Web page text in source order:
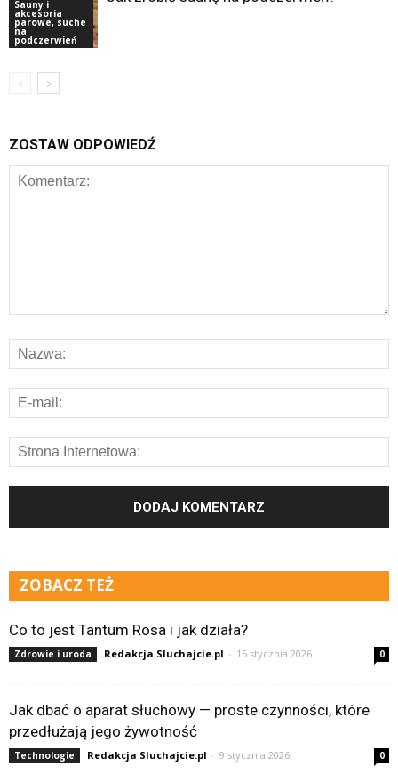
Sauny i
akcesoria
parowe, suche
na
podczerwień
ZOSTAW ODPOWIEDŹ
ZOBACZ TEŻ
Co to jest Tantum Rosa i jak działa?
Zdrowie i uroda Redakcja Sluchajcie.pl - 15 stycznia 2026 0
Jak dbać o aparat słuchowy — proste czynności, które
przedłużają jego żywotność
Technologie Redakcja Sluchajcie.pl - 9 stycznia 2026 0